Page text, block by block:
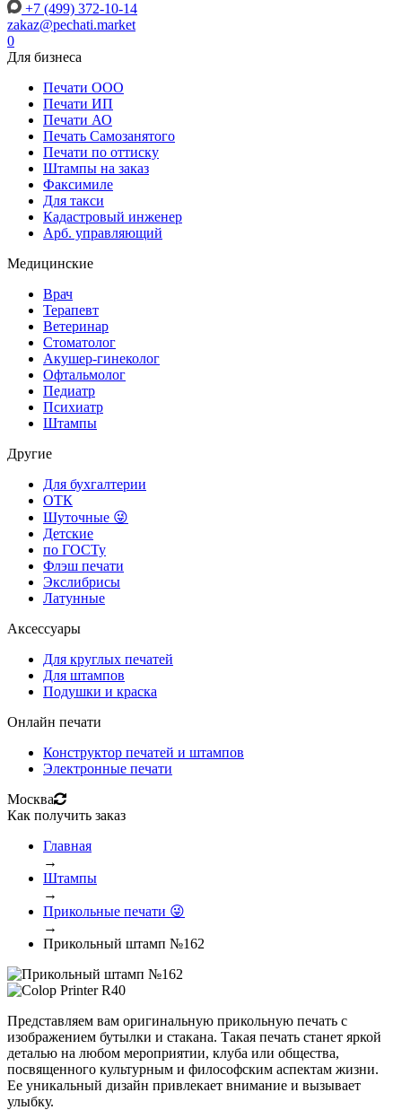
+7 (499) 372-10-14
zakaz@pechati.market
0
Для бизнеса
Печати ООО
Печати ИП
Печати АО
Печать Самозанятого
Печати по оттиску
Штампы на заказ
Факсимиле
Для такси
Кадастровый инженер
Арб. управляющий
Медицинские
Врач
Терапевт
Ветеринар
Стоматолог
Акушер-гинеколог
Офтальмолог
Педиатр
Психиатр
Штампы
Другие
Для бухгалтерии
ОТК
Шуточные 😜
Детские
по ГОСТу
Флэш печати
Экслибрисы
Латунные
Аксессуары
Для круглых печатей
Для штампов
Подушки и краска
Онлайн печати
Конструктор печатей и штампов
Электронные печати
Москва
Как получить заказ
Главная
→
Штампы
→
Прикольные печати 😜
→
Прикольный штамп №162
Представляем вам оригинальную прикольную печать с
изображением бутылки и стакана. Такая печать станет яркой
деталью на любом мероприятии, клуба или общества,
посвященного культурным и философским аспектам жизни.
Ее уникальный дизайн привлекает внимание и вызывает
улыбку.